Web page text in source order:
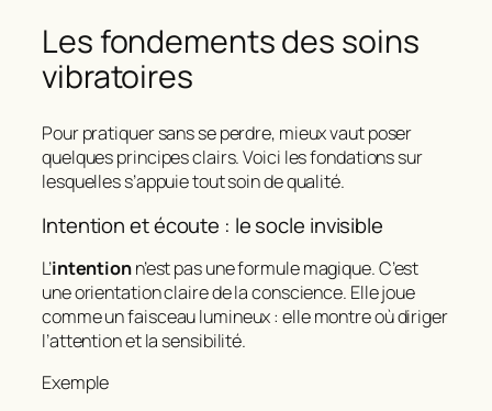
Les fondements des soins
vibratoires
Pour pratiquer sans se perdre, mieux vaut poser
quelques principes clairs. Voici les fondations sur
lesquelles s’appuie tout soin de qualité.
Intention et écoute : le socle invisible
L’intentionn’est pas une formule magique. C’est
une orientation claire de la conscience. Elle joue
comme un faisceau lumineux : elle montre où diriger
l’attention et la sensibilité.
Exemple